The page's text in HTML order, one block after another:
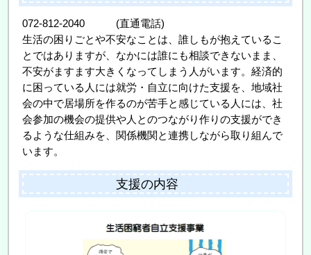
072-812-2040 (直通電話)
生活の困りごとや不安なことは、誰しもが抱えているこ
とではありますが、なかには誰にも相談できないまま、
不安がますます大きくなってしまう人がいます。経済的
に困っている人には就労・自立に向けた支援を、地域社
会の中で居場所を作るのが苦手と感じている人には、社
会参加の機会の提供や人とのつながり作りの支援ができ
るような仕組みを、関係機関と連携しながら取り組んで
います。
支援の内容